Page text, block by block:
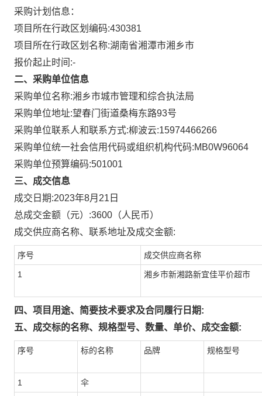
采购计划信息：
项目所在行政区划编码:430381
项目所在行政区划名称:湖南省湘潭市湘乡市
报价起止时间:-
二、采购单位信息
采购单位名称:湘乡市城市管理和综合执法局
采购单位地址:望春门街道桑梅东路93号
采购单位联系人和联系方式:柳波云:15974466266
采购单位统一社会信用代码或组织机构代码:MB0W96064
采购单位预算编码:501001
三、成交信息
成交日期:2023年8月21日
总成交金额（元）:3600 （人民币）
成交供应商名称、联系地址及成交金额:
序号 成交供应商名称
1 湘乡市新湘路新宜佳平价超市
四、项目用途、简要技术要求及合同履行日期:
五、成交标的名称、规格型号、数量、单价、成交金额:
序号 标的名称 品牌 规格型号
1 伞